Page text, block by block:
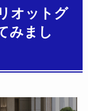
オットグ
みまし